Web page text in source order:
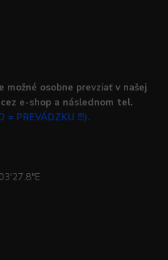
možné osobne prevziať v našej
e-shop a následnom tel.
= PREVÁDZKU !!!).